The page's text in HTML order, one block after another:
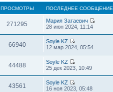
ПРОСМОТРЫ ПОСЛЕДНЕЕ СООБЩЕНИЕ
271295
Мария Затаевич
28 июн 2024, 11:14
66940
Soyle KZ
12 мар 2024, 05:54
44488
Soyle KZ
25 дек 2023, 10:49
43561
Soyle KZ
16 ноя 2023, 05:48